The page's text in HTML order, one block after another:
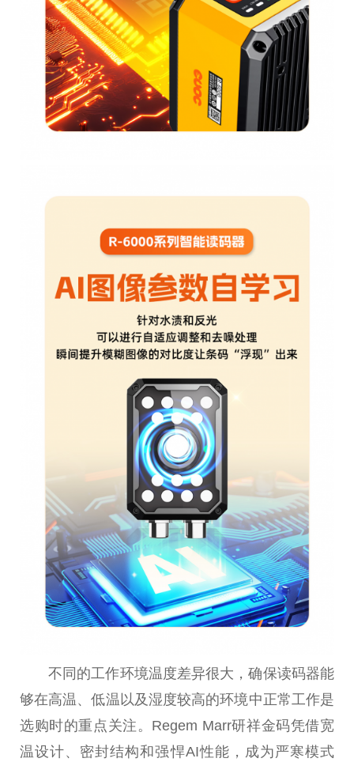
不同的工作环境温度差异很大，确保读码器能
够在高温、低温以及湿度较高的环境中正常工作是
选购时的重点关注。Regem Marr研祥金码凭借宽
温设计、密封结构和强悍AI性能，成为严寒模式